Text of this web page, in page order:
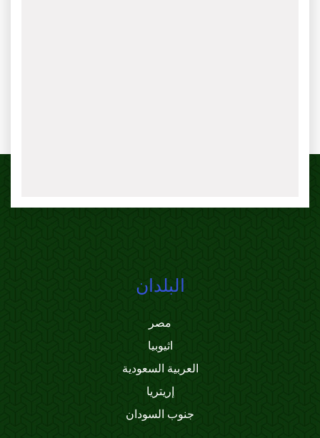
البلدان
مصر
اثيوبيا
العربية السعودية
إريتريا
جنوب السودان